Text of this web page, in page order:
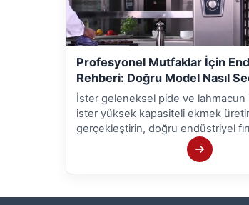
Profesyonel Mutfaklar İçin
Rehberi: Doğru Model Nasıl
İster geleneksel pide ve lahmacun
ister yüksek kapasiteli ekmek
gerçekleştirin, doğru endüstriyel
işletmenizin verimliliğini doğrudan
Kapasiteye uygun, enerji tasarruflu
sanayi tipi fırın ile hem üretim